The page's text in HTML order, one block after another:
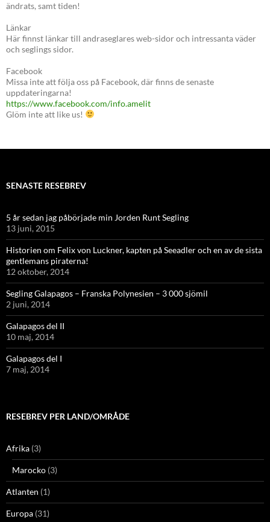
ändrats, samt tiden!
Länkar
Här finnst länkar till andraseglares web-sidor och intressanta väder
och seglings sidor.
Facebook
Missa inte att följa oss på Facebook, där finns de senaste
uppdateringarna!
https://www.facebook.com/info.amelit
Glöm inte att like us!
SENASTE RESEBREV
5 år sedan jag påbörjade min Jorden Runt Segling
13 juni, 2015
Historien om Felix von Luckner, kapten på Seeadler och en av de sista
gentlemans piraterna!
12 oktober, 2014
Segling Galapagos – Franska Polynesien – 3 000 sjömil
2 juni, 2014
Galapagos del II
10 maj, 2014
Galapagos del I
7 maj, 2014
RESEBREV PER LAND/OMRÅDE
Afrika (3)
Marocko (3)
Atlanten (1)
Europa (31)